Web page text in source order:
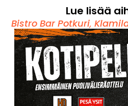
Lue lisää
Bistro Bar Potkuri,